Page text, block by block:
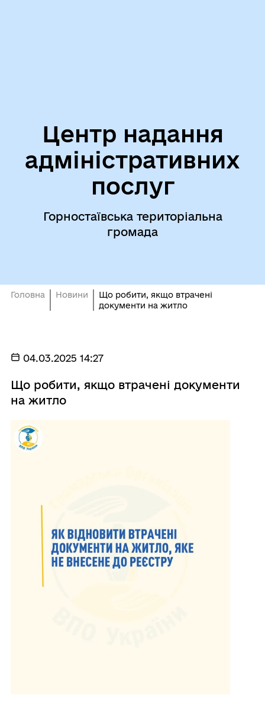
Центр надання
адміністративних
послуг
Горностаївська територіальна
громада
Головна Новини
Що робити, якщо втрачені
документи на житло
04.03.2025 14:27
Що робити, якщо втрачені документи
на житло